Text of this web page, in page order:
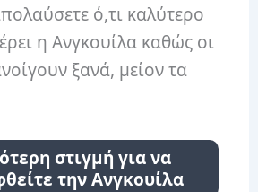
ό,τι καλύτερο
η Ανγκουίλα καθώς οι
ξανά, μείον τα
στιγμή για να
την Ανγκουίλα